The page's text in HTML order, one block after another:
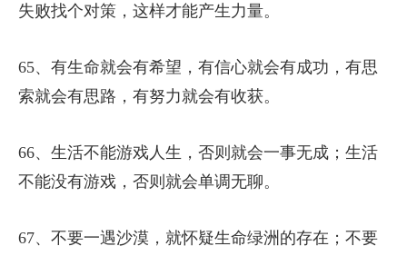
失败找个对策，这样才能产生力量。
65、有生命就会有希望，有信心就会有成功，有思
索就会有思路，有努力就会有收获。
66、生活不能游戏人生，否则就会一事无成；生活
不能没有游戏，否则就会单调无聊。
67、不要一遇沙漠，就怀疑生命绿洲的存在；不要